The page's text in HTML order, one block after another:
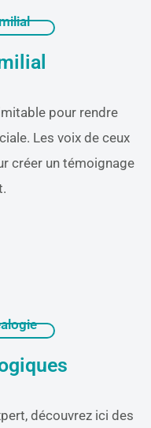
pour rendre
Les voix de ceux
créer un témoignage
découvrez ici des